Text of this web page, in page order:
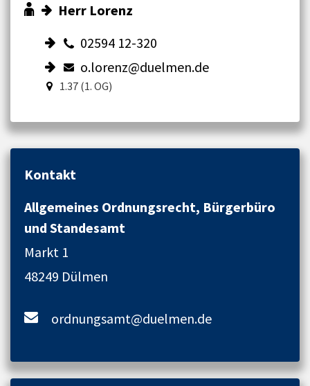
Herr Lorenz
02594 12-320
o.lorenz@duelmen.de
1.37 (1. OG)
Kontakt
Allgemeines Ordnungsrecht, Bürgerbüro
und Standesamt
Markt 1
48249 Dülmen
ordnungsamt@duelmen.de